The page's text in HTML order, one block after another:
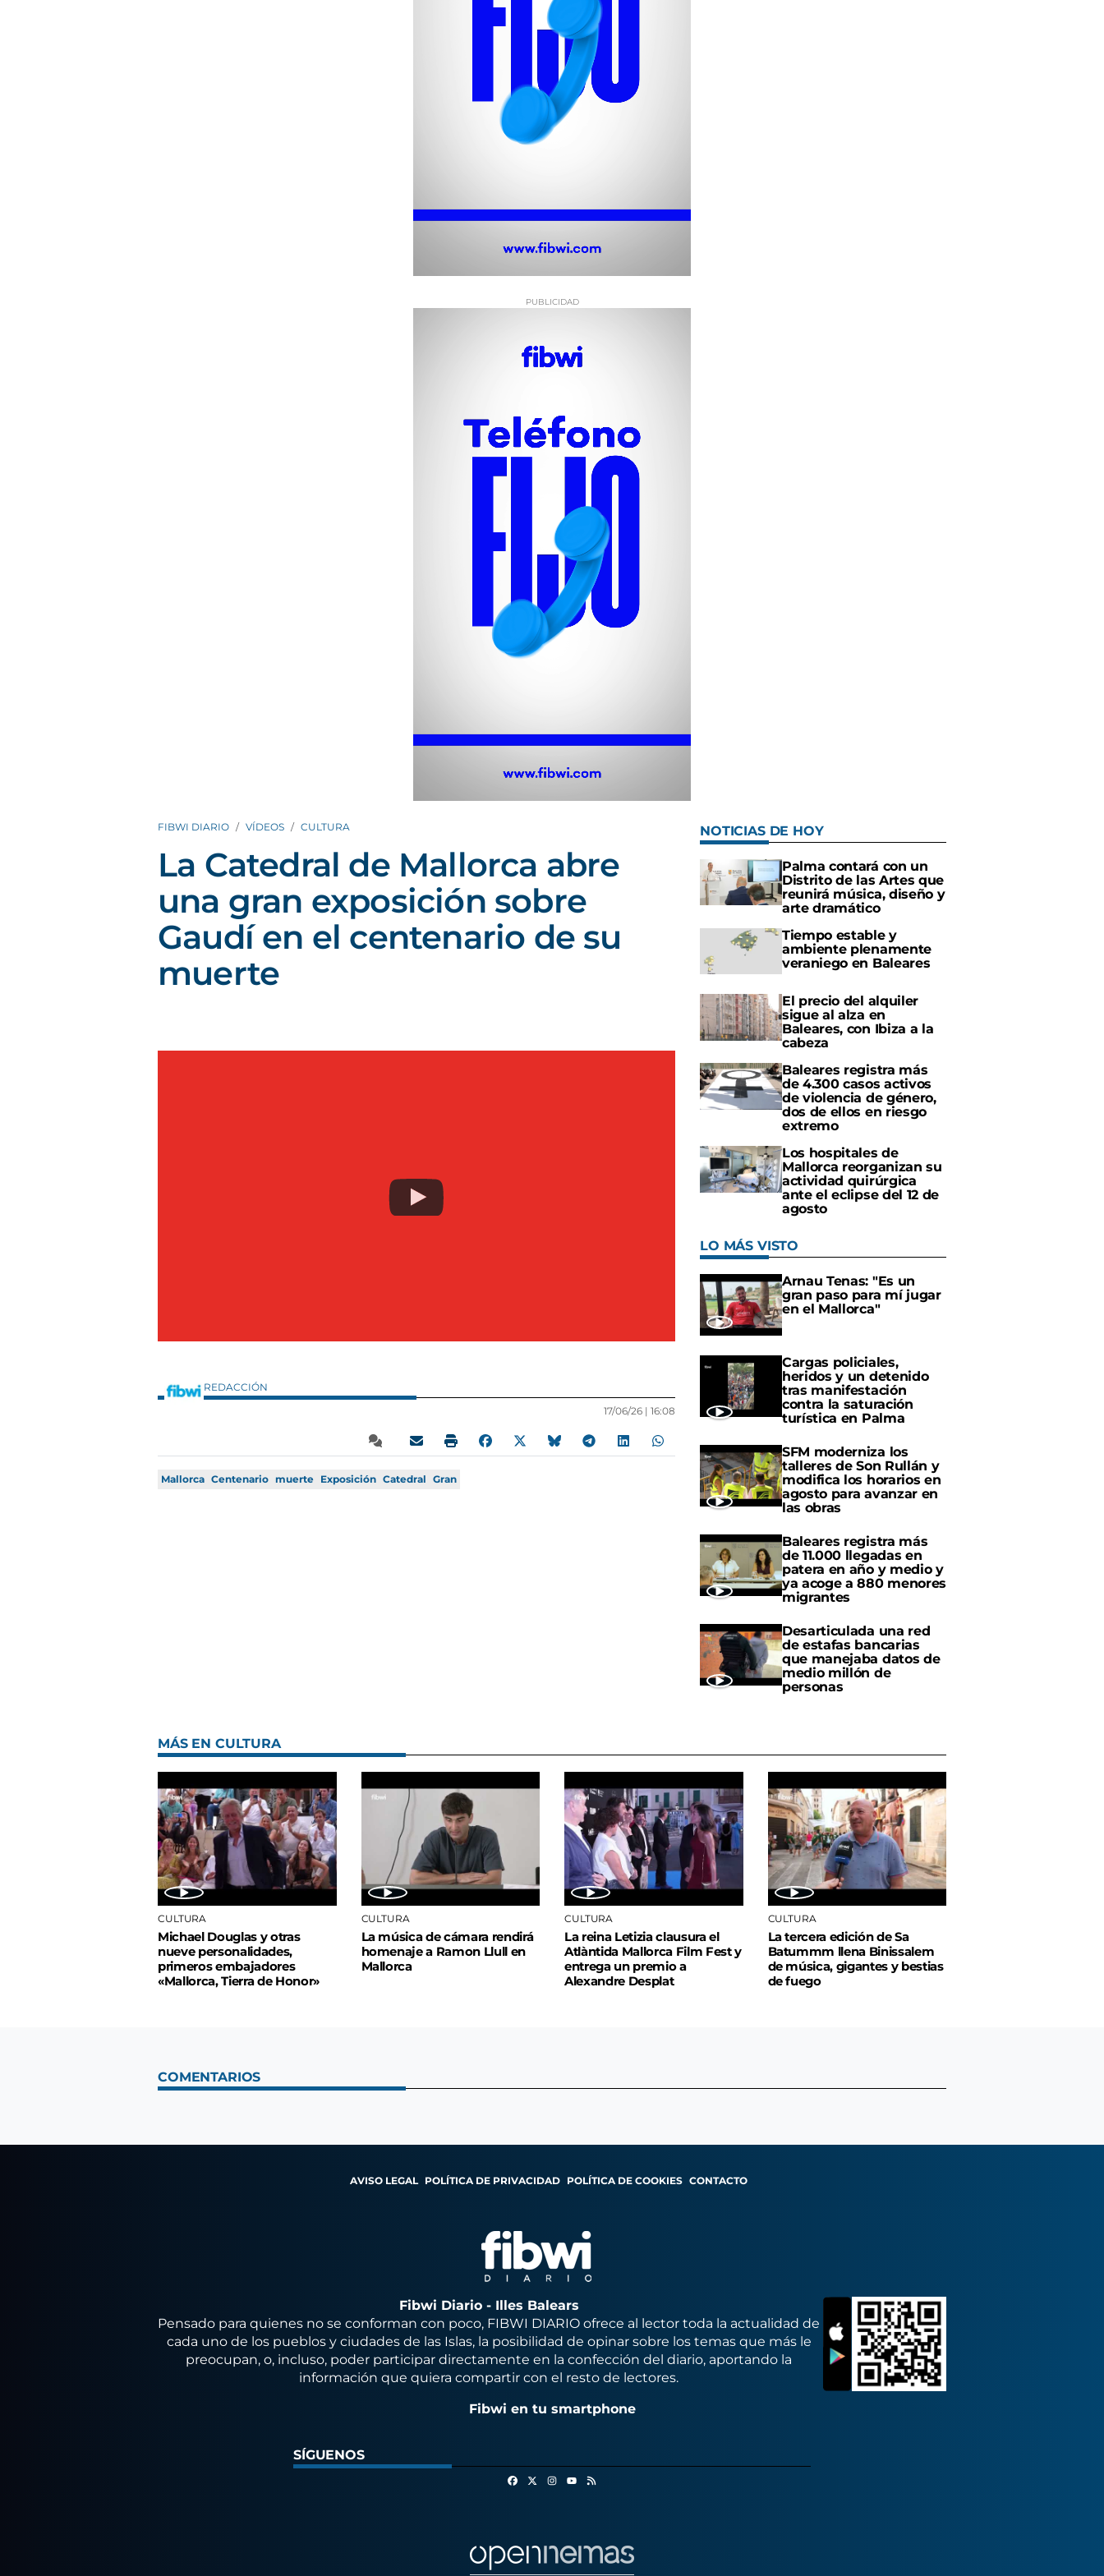
FIBWI DIARIO VÍDEOS CULTURA
La Catedral de Mallorca abre
una gran exposición sobre
Gaudí en el centenario de su
muerte
REDACCIÓN
17/06/26 | 16:08
Mallorca Centenario muerte Exposición Catedral Gran
NOTICIAS DE HOY
Palma contará con un
Distrito de las Artes que
reunirá música, diseño y
arte dramático
Tiempo estable y
ambiente plenamente
veraniego en Baleares
El precio del alquiler
sigue al alza en
Baleares, con Ibiza a la
cabeza
Baleares registra más
de 4.300 casos activos
de violencia de género,
dos de ellos en riesgo
extremo
Los hospitales de
Mallorca reorganizan su
actividad quirúrgica
ante el eclipse del 12 de
agosto
LO MÁS VISTO
Arnau Tenas: "Es un
gran paso para mí jugar
en el Mallorca"
Cargas policiales,
heridos y un detenido
tras manifestación
contra la saturación
turística en Palma
SFM moderniza los
talleres de Son Rullán y
modifica los horarios en
agosto para avanzar en
las obras
Baleares registra más
de 11.000 llegadas en
patera en año y medio y
ya acoge a 880 menores
migrantes
Desarticulada una red
de estafas bancarias
que manejaba datos de
medio millón de
personas
MÁS EN CULTURA
CULTURA
Michael Douglas y otras
nueve personalidades,
primeros embajadores
«Mallorca, Tierra de Honor»
CULTURA
La música de cámara rendirá
homenaje a Ramon Llull en
Mallorca
CULTURA
La reina Letizia clausura el
Atlàntida Mallorca Film Fest y
entrega un premio a
Alexandre Desplat
CULTURA
La tercera edición de Sa
Batummm llena Binissalem
de música, gigantes y bestias
de fuego
COMENTARIOS
AVISO LEGAL POLÍTICA DE PRIVACIDAD POLÍTICA DE COOKIES CONTACTO
Fibwi Diario - Illes Balears
Pensado para quienes no se conforman con poco, FIBWI DIARIO ofrece al lector toda la actualidad de
cada uno de los pueblos y ciudades de las Islas, la posibilidad de opinar sobre los temas que más le
preocupan, o, incluso, poder participar directamente en la confección del diario, aportando la
información que quiera compartir con el resto de lectores.
Fibwi en tu smartphone
SÍGUENOS
FacebookInstagram